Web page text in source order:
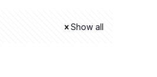
Show all